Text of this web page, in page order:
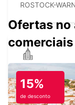
ROSTOCK-
SCHWERIN
SCHWERIN
Ofertas no
comerciais
15%
de desconto